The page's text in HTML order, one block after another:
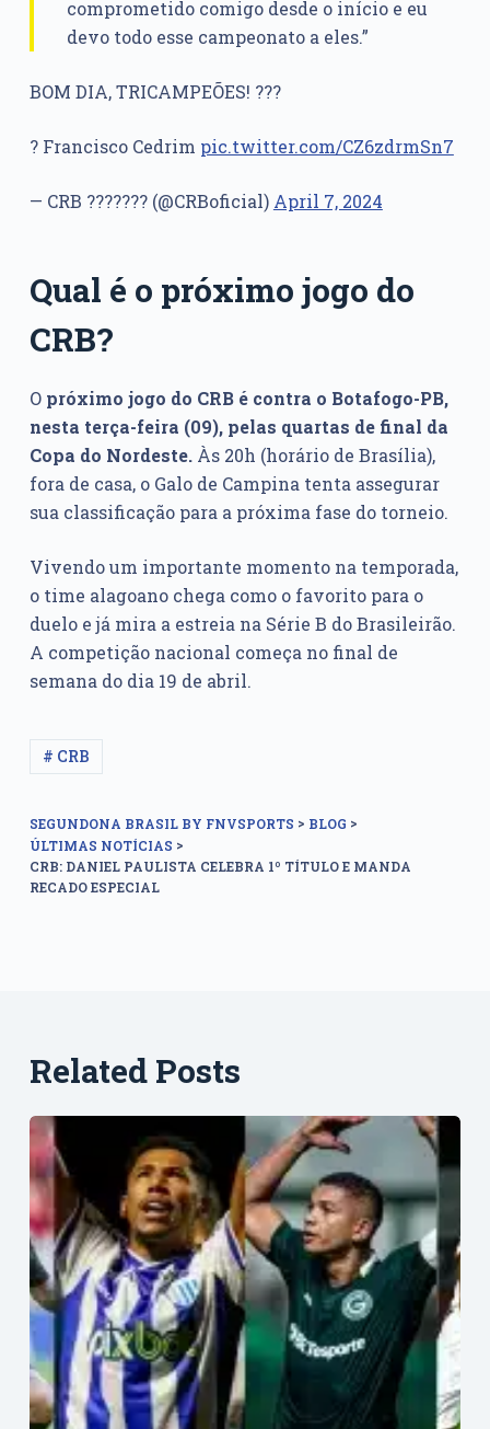
comprometido comigo desde o início e eu
devo todo esse campeonato a eles.”
BOM DIA, TRICAMPEÕES! ???
? Francisco Cedrim pic.twitter.com/CZ6zdrmSn7
— CRB ??????? (@CRBoficial) April 7, 2024
Qual é o próximo jogo do
CRB?
O próximo jogo do CRB é contra o Botafogo-PB,
nesta terça-feira (09), pelas quartas de final da
Copa do Nordeste.Às 20h (horário de Brasília),
fora de casa, o Galo de Campina tenta assegurar
sua classificação para a próxima fase do torneio.
Vivendo um importante momento na temporada,
o time alagoano chega como o favorito para o
duelo e já mira a estreia na Série B do Brasileirão.
A competição nacional começa no final de
semana do dia 19 de abril.
# CRB
SEGUNDONA BRASIL BY FNVSPORTS > BLOG >
ÚLTIMAS NOTÍCIAS >
CRB: DANIEL PAULISTA CELEBRA 1º TÍTULO E MANDA
RECADO ESPECIAL
Related Posts